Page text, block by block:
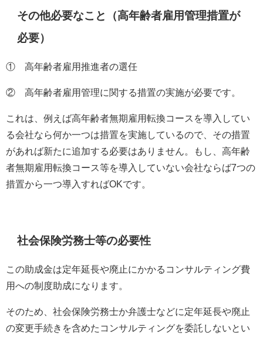
その他必要なこと（高年齢者雇用管理措置が
必要）
① 高年齢者雇用推進者の選任
② 高年齢者雇用管理に関する措置の実施が必要です。
これは、例えば高年齢者無期雇用転換コースを導入してい
る会社なら何か一つは措置を実施しているので、その措置
があれば新たに追加する必要はありません。もし、高年齢
者無期雇用転換コース等を導入していない会社ならば7つの
措置から一つ導入すればOKです。
社会保険労務士等の必要性
この助成金は定年延長や廃止にかかるコンサルティング費
用への制度助成になります。
そのため、社会保険労務士か弁護士などに定年延長や廃止
の変更手続きを含めたコンサルティングを委託しないとい